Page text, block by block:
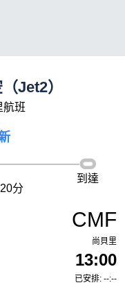
Jet2）
航班
分
到達
CMF
尚貝里
13:00
已安排: --:--